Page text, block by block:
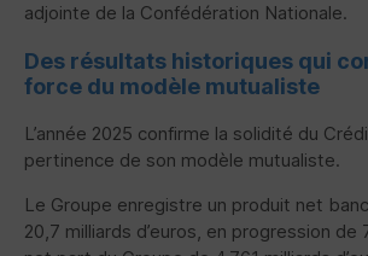
adjointe de la Confédération Nationale.
Des résultats historiques qui
force du modèle mutualiste
L’année 2025 confirme la solidité du
pertinence de son modèle mutualiste.
Le Groupe enregistre un produit net
20,7 milliards d’euros, en progression de